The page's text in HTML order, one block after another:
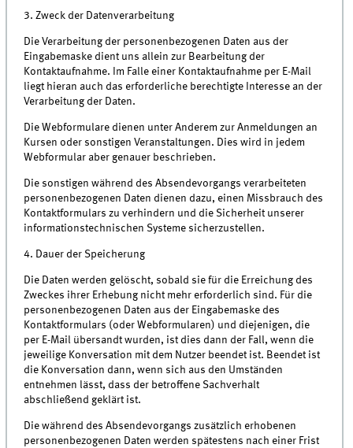
3. Zweck der Datenverarbeitung
Die Verarbeitung der personenbezogenen Daten aus der
Eingabemaske dient uns allein zur Bearbeitung der
Kontaktaufnahme. Im Falle einer Kontaktaufnahme per E-Mail
liegt hieran auch das erforderliche berechtigte Interesse an der
Verarbeitung der Daten.
Die Webformulare dienen unter Anderem zur Anmeldungen an
Kursen oder sonstigen Veranstaltungen. Dies wird in jedem
Webformular aber genauer beschrieben.
Die sonstigen während des Absendevorgangs verarbeiteten
personenbezogenen Daten dienen dazu, einen Missbrauch des
Kontaktformulars zu verhindern und die Sicherheit unserer
informationstechnischen Systeme sicherzustellen.
4. Dauer der Speicherung
Die Daten werden gelöscht, sobald sie für die Erreichung des
Zweckes ihrer Erhebung nicht mehr erforderlich sind. Für die
personenbezogenen Daten aus der Eingabemaske des
Kontaktformulars (oder Webformularen) und diejenigen, die
per E-Mail übersandt wurden, ist dies dann der Fall, wenn die
jeweilige Konversation mit dem Nutzer beendet ist. Beendet ist
die Konversation dann, wenn sich aus den Umständen
entnehmen lässt, dass der betroffene Sachverhalt
abschließend geklärt ist.
Die während des Absendevorgangs zusätzlich erhobenen
personenbezogenen Daten werden spätestens nach einer Frist